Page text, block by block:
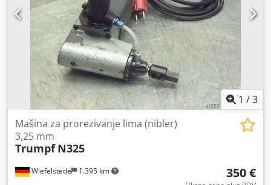
1 /3
Wiefelstede 1.395 km
Mašina za prorezivanje lima (nibler)
3,25 mm
Trumpf N325
350 €